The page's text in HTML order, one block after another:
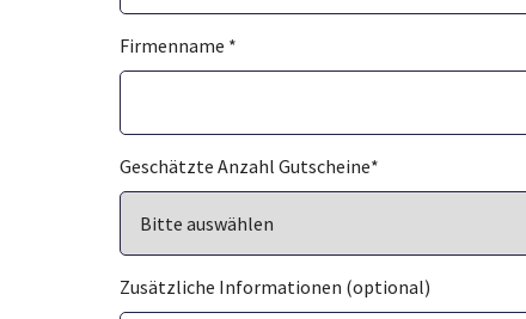
Firmenname *
Geschätzte Anzahl Gutscheine*
Zusätzliche Informationen (optional)